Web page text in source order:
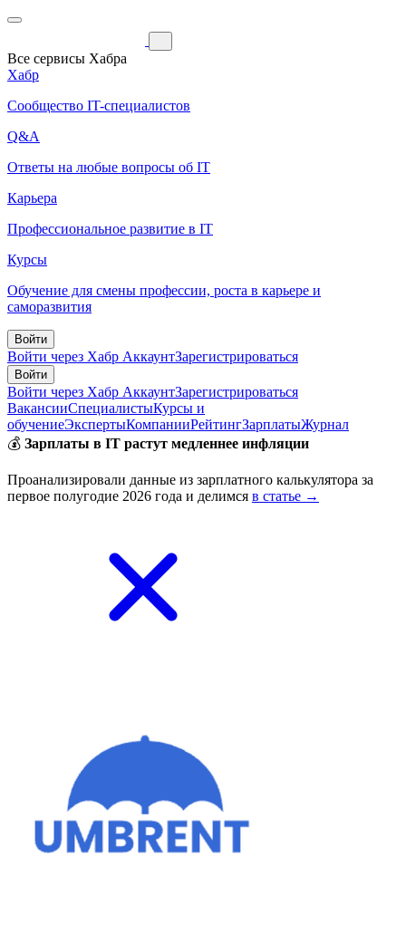
Все сервисы Хабра
Хабр
Сообщество IT-специалистов
Q&A
Ответы на любые вопросы об IT
Карьера
Профессиональное развитие в IT
Курсы
Обучение для смены профессии, роста в карьере и
саморазвития
Войти
Войти через Хабр АккаунтЗарегистрироваться
Войти
Войти через Хабр АккаунтЗарегистрироваться
ВакансииСпециалистыКурсы и
обучениеЭкспертыКомпанииРейтингЗарплатыЖурнал
💰 Зарплаты в IT растут медленнее инфляции
Проанализировали данные из зарплатного калькулятора за
первое полугодие 2026 года и делимся в статье →